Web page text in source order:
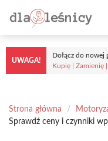
do
treści
UWAGA!
Dołącz do nowej
Kupię | Zamienię
Strona główna /
Sprawdź ceny i czynniki